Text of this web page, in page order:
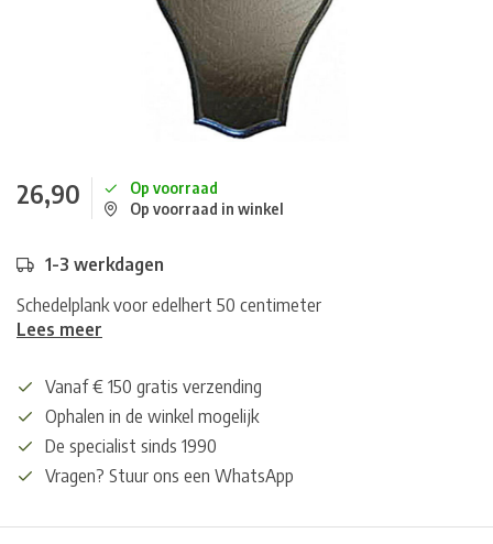
26,90
Op voorraad
Op voorraad in winkel
1-3 werkdagen
Schedelplank voor edelhert 50 centimeter
Lees meer
Vanaf € 150 gratis verzending
Ophalen in de winkel mogelijk
De specialist sinds 1990
Vragen? Stuur ons een WhatsApp